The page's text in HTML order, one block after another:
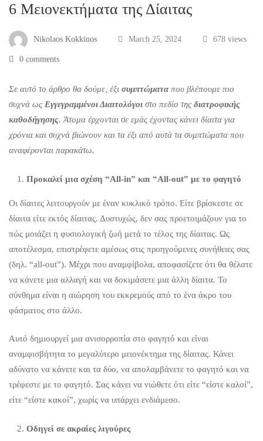
της
Δίαιτας
6 Μειονεκτήματα της Δίαιτας
Nikolaos Kokkinos March 25, 2024 678 views
0 comments
Σε αυτό το άρθρο θα δούμε, έξι συμπτώματαπου βλέπουμε πιο
συχνά ως Εγγεγραμμένοι Διαιτολόγοι στο πεδίο της διατροφικής
καθοδήγησης. Άτομα έρχονται σε εμάς έχοντας κάνει δίαιτα για
χρόνια και συχνά βιώνουν και τα έξι από αυτά τα συμπτώματα που
αναφέρονται παρακάτω.
Προκαλεί μια σχέση “All-in” και “All-out” με το φαγητό
Οι δίαιτες λειτουργούν με έναν κυκλικό τρόπο. Είτε βρίσκεστε σε
δίαιτα είτε εκτός δίαιτας. Δυστυχώς, δεν σας προετοιμάζουν για το
πώς μοιάζει η φυσιολογική ζωή μετά το τέλος της δίαιτας. Ως
αποτέλεσμα, επιστρέφετε αμέσως στις προηγούμενες συνήθειες σας
(δηλ. “all-out”). Μέχρι που αναμφίβολα, αποφασίζετε ότι θα θέλατε
να κάνετε μια αλλαγή και να δοκιμάσετε μια άλλη δίαιτα. Το
σύνθημα είναι η αιώρηση του εκκρεμούς από το ένα άκρο του
φάσματος στο άλλο.
Αυτό δημιουργεί μια ανισορροπία στο φαγητό και είναι
αναμφισβήτητα το μεγαλύτερο μειονέκτημα της δίαιτας. Κάνει
αδύνατο να κάνετε και τα δύο, να απολαμβάνετε το φαγητό και να
τρέφεστε με το φαγητό. Σας κάνει να νιώθετε ότι είτε “είστε καλοί”,
είτε “είστε κακοί”, χωρίς να υπάρχει ενδιάμεσο.
Οδηγεί σε ακραίες λιγούρες